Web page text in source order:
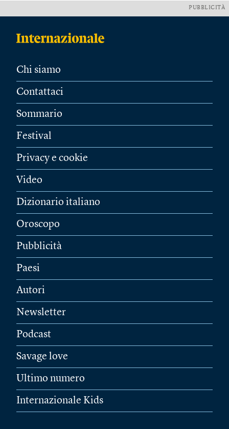
PUBBLICITÀ
Chi siamo
Contattaci
Sommario
Festival
Privacy e cookie
Video
Dizionario italiano
Oroscopo
Pubblicità
Paesi
Autori
Newsletter
Podcast
Savage love
Ultimo numero
Internazionale Kids